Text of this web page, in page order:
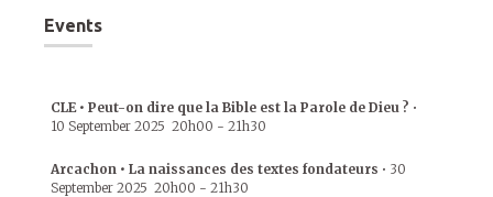
Events
CLE • Peut-on dire que la Bible est la Parole de Dieu ? •
10 September 2025 20h00 - 21h30
Arcachon • La naissances des textes fondateurs • 30
September 2025 20h00 - 21h30